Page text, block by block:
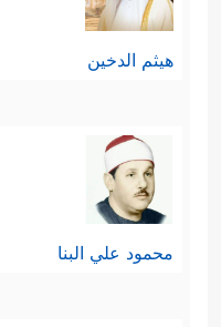
هيثم الدخين
محمود علي البنا